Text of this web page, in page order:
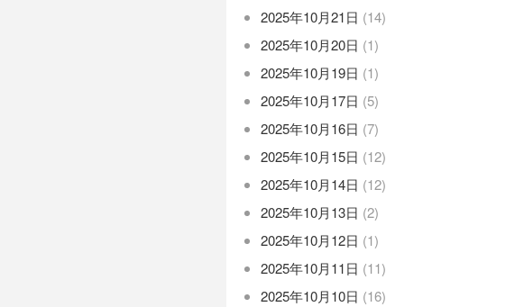
2025年10月21日 (14)
2025年10月20日 (1)
2025年10月19日 (1)
2025年10月17日 (5)
2025年10月16日 (7)
2025年10月15日 (12)
2025年10月14日 (12)
2025年10月13日 (2)
2025年10月12日 (1)
2025年10月11日 (11)
2025年10月10日 (16)